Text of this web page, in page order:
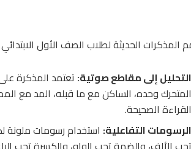
المذكرات الحديثة لطلاب الصف الأول
التحليل إلى مقاطع صوتية: تعتمد المذكرة
المتحرك وحده، الساكن مع ما قبله، المد مع
القراءة الصحيحة.
الرسومات التفاعلية: استخدام رسومات ملونة